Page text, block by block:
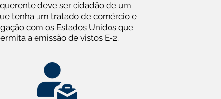
deve ser cidadão de um
tenha um tratado de comércio e
com os Estados Unidos que
a emissão de vistos E-2.